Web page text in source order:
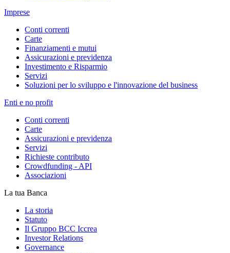
Imprese
Conti correnti
Carte
Finanziamenti e mutui
Assicurazioni e previdenza
Investimento e Risparmio
Servizi
Soluzioni per lo sviluppo e l'innovazione del business
Enti e no profit
Conti correnti
Carte
Assicurazioni e previdenza
Servizi
Richieste contributo
Crowdfunding - API
Associazioni
La tua Banca
La storia
Statuto
Il Gruppo BCC Iccrea
Investor Relations
Governance